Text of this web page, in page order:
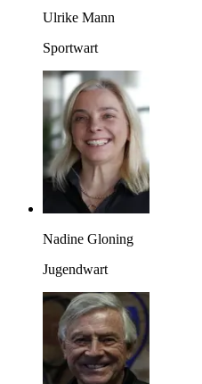
Ulrike Mann
Sportwart
Nadine Gloning
Jugendwart